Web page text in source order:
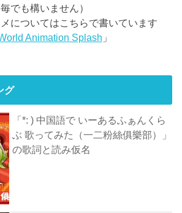
毎でも構いません）
についてはこちらで書いています
Animation Splash 」
グ
「*: ) 中国語で いーあるふぁんくら
ぶ 歌ってみた（一二粉絲俱樂部）」
の歌詞と読み仮名